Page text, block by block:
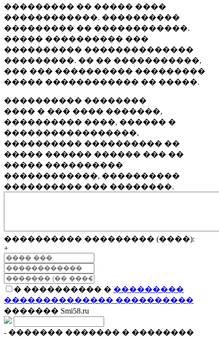
��������� �� ����� ����
������������. ����������
��������� �� ������������.
����� ���������� ���
���������� ��������������
���������. �� �� �����������,
��� ��� ���������� ���������
����� ������������ �� �����.
���������� ��������
���� � ��� ���� �������,
���������� ����, ������ �
�����������������,
���������� ���������� ��
����� ������ ������ ��� ��
����� ����������
������������, ����������
���������� ��� ��������.
���������� ��������� (����):
+
� ���������� � ���������
�������������� ����������
������� Smi58.ru
- ������� ������� � ��������